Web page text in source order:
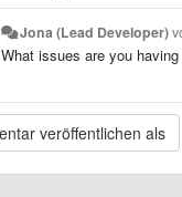
Jona (Lead Developer)
What issues are you